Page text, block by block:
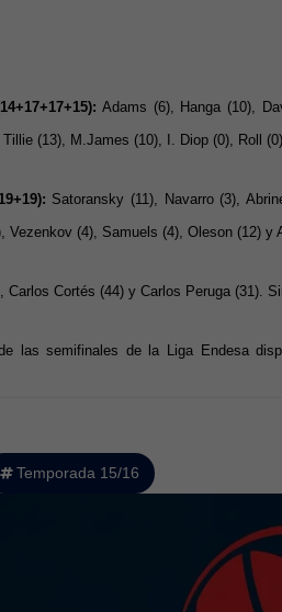
Adams (6), Hanga (10),
(13), M.James (10), I. Diop (0), Roll (0).
Satoransky (11), Navarro (3),
Vezenkov (4), Samuels (4), Oleson (12) y
Carlos Cortés (44) y Carlos Peruga (31).
las semifinales de la Liga Endesa
Temporada 15/16